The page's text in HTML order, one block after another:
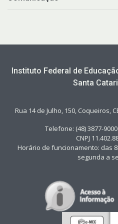
Instituto Federal de
Santa
Rua 14 de Julho, 150, Coqueiros,
Telefone: (48) 3877-
CNPJ
Horário de funcionamento: das
segunda a